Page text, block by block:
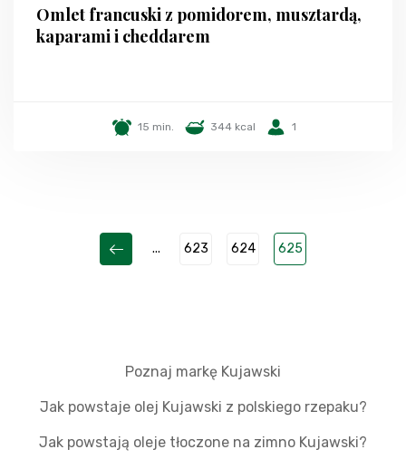
Omlet francuski z pomidorem, musztardą,
kaparami i cheddarem
15 min. 344 kcal 1
... 623 624 625
Poznaj markę Kujawski
Jak powstaje olej Kujawski z polskiego rzepaku?
Jak powstają oleje tłoczone na zimno Kujawski?